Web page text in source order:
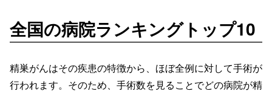
全国の病院ランキングトップ10
精巣がんはその疾患の特徴から、ほぼ全例に対して手術が
行われます。そのため、手術数を見ることでどの病院が精